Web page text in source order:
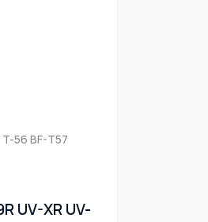
56 BF-T57
UV-XR UV-